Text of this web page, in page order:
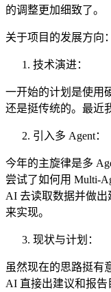
的调整更加细致了。
关于项目的发展方向：
技术演进：
一开始的计划是使用
还是挺传统的。最近
引入多 Agent：
今年的主旋律是多
尝试了如何用 Multi-
AI 去读取数据并做出
来实现。
现状与计划：
虽然现在的思路挺有
AI 直接出建议和报